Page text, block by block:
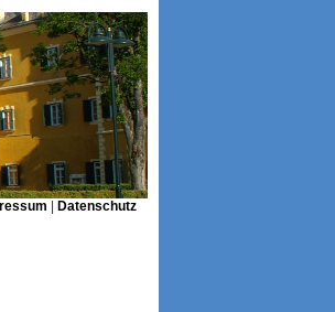
Datenschutz